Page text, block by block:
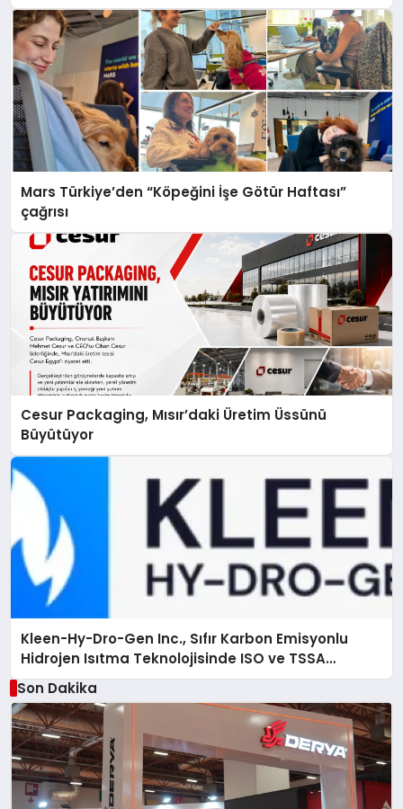
Mars Türkiye’den “Köpeğini İşe Götür Haftası”
çağrısı
Cesur Packaging, Mısır’daki Üretim Üssünü
Büyütüyor
Kleen-Hy-Dro-Gen Inc., Sıfır Karbon Emisyonlu
Hidrojen Isıtma Teknolojisinde ISO ve TSSA
Düzenleyici Onaylarını Aldı
Son Dakika